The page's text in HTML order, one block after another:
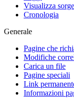
Visualizza
Cronologia
Generale
Pagine che
Modifiche
Carica un file
Pagine speciali
Link
Informazioni